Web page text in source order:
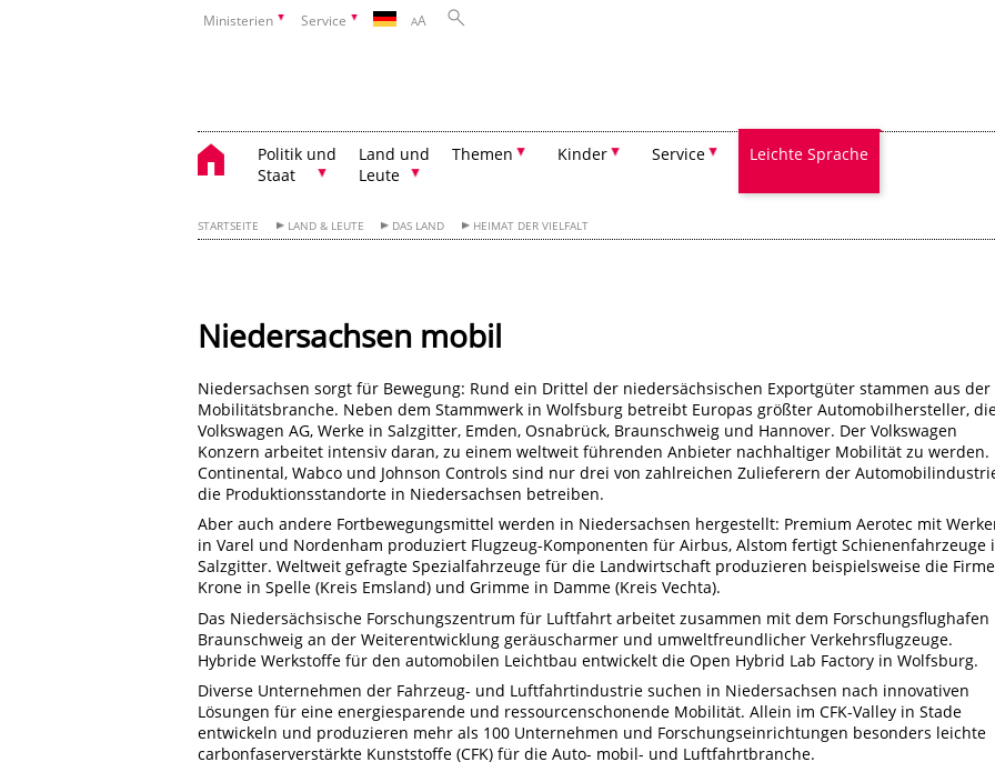
Ministerien Service AA
Politik und
Staat
Land und
Leute
Themen Kinder Service Leichte Sprache
STARTSEITE LAND & LEUTE DAS LAND HEIMAT DER VIELFALT
Niedersachsen mobil
Niedersachsen sorgt für Bewegung: Rund ein Drittel der niedersächsischen Exportgüter stammen aus der
Mobilitätsbranche. Neben dem Stammwerk in Wolfsburg betreibt Europas größter Automobilhersteller,
Volkswagen AG, Werke in Salzgitter, Emden, Osnabrück, Braunschweig und Hannover. Der Volkswagen
Konzern arbeitet intensiv daran, zu einem weltweit führenden Anbieter nachhaltiger Mobilität zu werden.
Continental, Wabco und Johnson Controls sind nur drei von zahlreichen Zulieferern der
die Produktionsstandorte in Niedersachsen betreiben.
Aber auch andere Fortbewegungsmittel werden in Niedersachsen hergestellt: Premium Aerotec mit
in Varel und Nordenham produziert Flugzeug-Komponenten für Airbus, Alstom fertigt Schienenfahrzeuge
Salzgitter. Weltweit gefragte Spezialfahrzeuge für die Landwirtschaft produzieren beispielsweise die
Krone in Spelle (Kreis Emsland) und Grimme in Damme (Kreis Vechta).
Das Niedersächsische Forschungszentrum für Luftfahrt arbeitet zusammen mit dem Forschungsflughafen
Braunschweig an der Weiterentwicklung geräuscharmer und umweltfreundlicher Verkehrsflugzeuge.
Hybride Werkstoffe für den automobilen Leichtbau entwickelt die Open Hybrid Lab Factory in Wolfsburg.
Diverse Unternehmen der Fahrzeug- und Luftfahrtindustrie suchen in Niedersachsen nach innovativen
Lösungen für eine energiesparende und ressourcenschonende Mobilität. Allein im CFK-Valley in Stade
entwickeln und produzieren mehr als 100 Unternehmen und Forschungseinrichtungen besonders leichte
carbonfaserverstärkte Kunststoffe (CFK) für die Auto- mobil- und Luftfahrtbranche.